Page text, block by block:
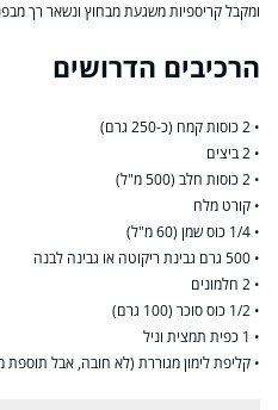
ומקבל קריספיות משגעת מבחוץ ונשאר רך
הרכיבים הדרושים
• 2 כוסות קמח (כ-250 גרם)
• 2 ביצים
• 2 כוסות חלב (500 מ"ל)
• קורט מלח
• 1/4 כוס שמן (60 מ"ל)
• 500 גרם גבינת ריקוטה או גבינה לבנה
• 2 חלמונים
• 1/2 כוס סוכר (100 גרם)
• 1 כפית תמצית וניל
• קליפת לימון מגוררת (לא חובה, אבל